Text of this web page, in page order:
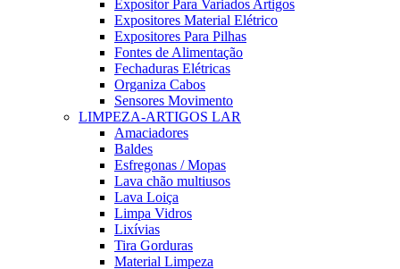
Expositor Para Variados Artigos
Expositores Material Elétrico
Expositores Para Pilhas
Fontes de Alimentação
Fechaduras Elétricas
Organiza Cabos
Sensores Movimento
LIMPEZA-ARTIGOS LAR
Amaciadores
Baldes
Esfregonas / Mopas
Lava chão multiusos
Lava Loiça
Limpa Vidros
Lixívias
Tira Gorduras
Material Limpeza